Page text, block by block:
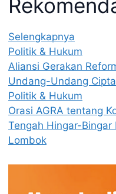
Selengkapnya
Politik & Hukum
Aliansi Gerakan
Undang-Undang
Politik & Hukum
Orasi AGRA tentang
Tengah Hingar-Bingar
Lombok